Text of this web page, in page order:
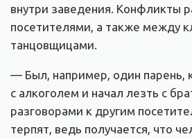
внутри заведения. Конфликты
посетителями, а также между
танцовщицами.
— Был, например, один парень,
с алкоголем и начал лезть с
разговорами к другим
терпят, ведь получается, что